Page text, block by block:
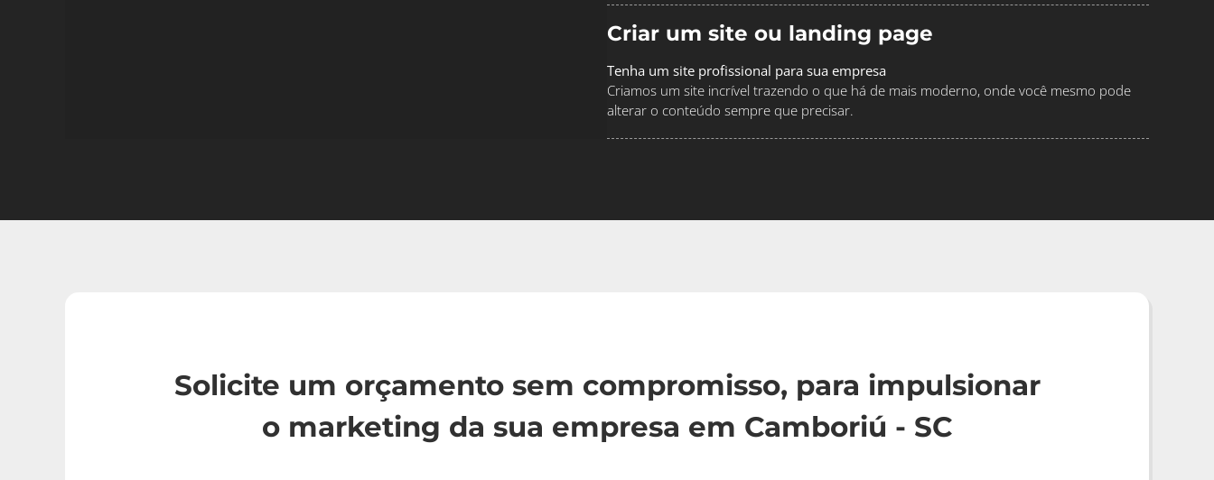
Criar um site ou landing page
Tenha um site profissional para sua empresa
Criamos um site incrível trazendo o que há de mais moderno, onde você mesmo pode
alterar o conteúdo sempre que precisar.
Solicite um orçamento sem compromisso, para impulsionar
o marketing da sua empresa em Camboriú - SC